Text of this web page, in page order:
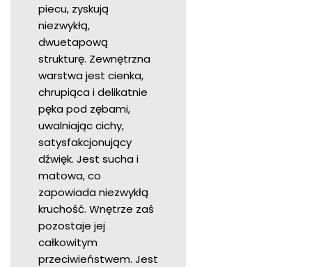
piecu, zyskują
niezwykłą,
dwuetapową
strukturę. Zewnętrzna
warstwa jest cienka,
chrupiąca i delikatnie
pęka pod zębami,
uwalniając cichy,
satysfakcjonujący
dźwięk. Jest sucha i
matowa, co
zapowiada niezwykłą
kruchość. Wnętrze zaś
pozostaje jej
całkowitym
przeciwieństwem. Jest